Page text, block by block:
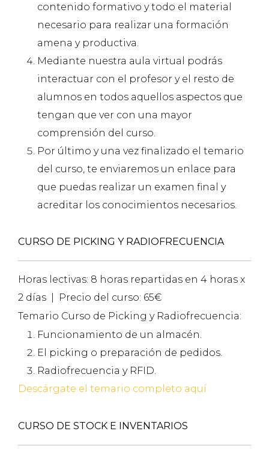
contenido formativo y todo el material
necesario para realizar una formación
amena y productiva.
Mediante nuestra aula virtual podrás
interactuar con el profesor y el resto de
alumnos en todos aquellos aspectos que
tengan que ver con una mayor
comprensión del curso.
Por último y una vez finalizado el temario
del curso, te enviaremos un enlace para
que puedas realizar un examen final y
acreditar los conocimientos necesarios.
CURSO DE PICKING Y RADIOFRECUENCIA
Horas lectivas: 8 horas repartidas en 4 horas x
2 días | Precio del curso: 65€
Temario Curso de Picking y Radiofrecuencia:
Funcionamiento de un almacén.
El picking o preparación de pedidos.
Radiofrecuencia y RFID.
Descárgate el temario completo aquí
CURSO DE STOCK E INVENTARIOS